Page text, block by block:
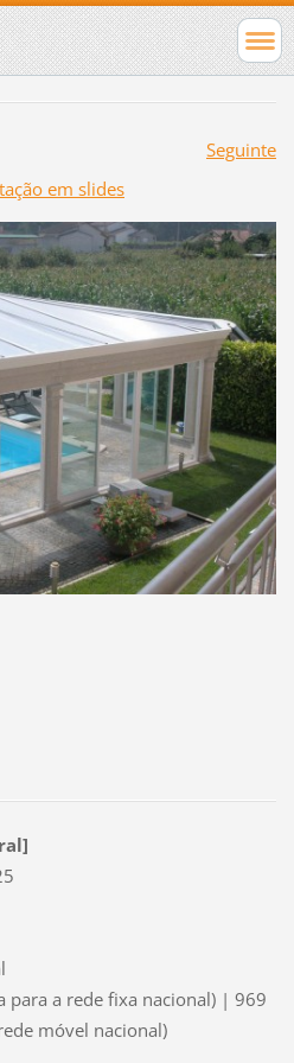
Seguinte
em slides
para a rede fixa nacional) | 969
móvel nacional)